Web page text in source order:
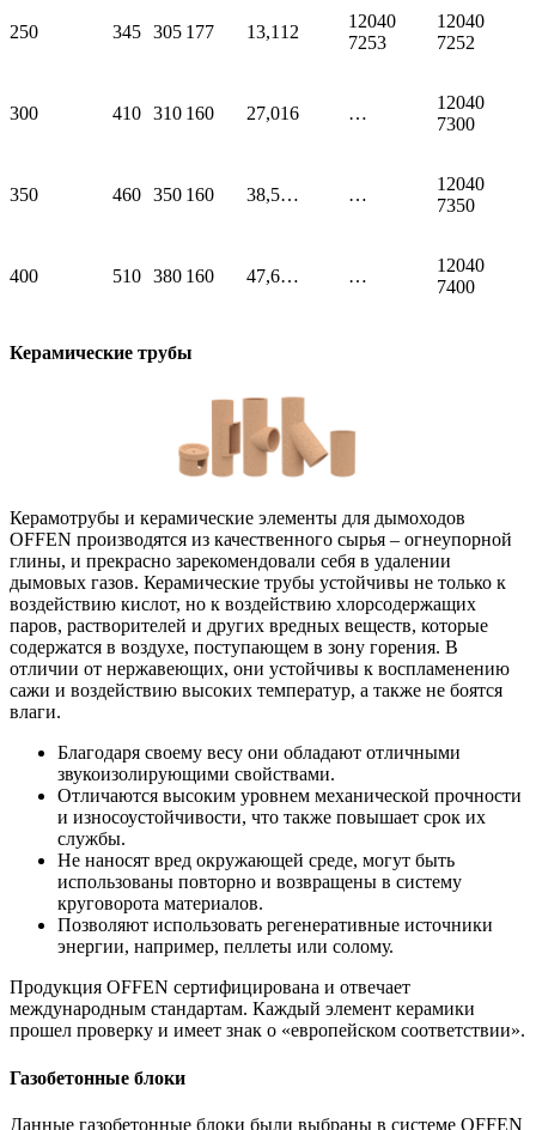
250 345 305 177 13,1 12
12040
7253
12040
7252
300 410 310 160 27,016 …
12040
7300
350 460 350 160 38,5… …
12040
7350
400 510 380 160 47,6… …
12040
7400
Керамические трубы
Керамотрубы и керамические элементы для дымоходов
OFFEN производятся из качественного сырья – огнеупорной
глины, и прекрасно зарекомендовали себя в удалении
дымовых газов. Керамические трубы устойчивы не только к
воздействию кислот, но к воздействию хлорсодержащих
паров, растворителей и других вредных веществ, которые
содержатся в воздухе, поступающем в зону горения. В
отличии от нержавеющих, они устойчивы к воспламенению
сажи и воздействию высоких температур, а также не боятся
влаги.
Благодаря своему весу они обладают отличными
звукоизолирующими свойствами.
Отличаются высоким уровнем механической прочности
и износоустойчивости, что также повышает срок их
службы.
Не наносят вред окружающей среде, могут быть
использованы повторно и возвращены в систему
круговорота материалов.
Позволяют использовать регенеративные источники
энергии, например, пеллеты или солому.
Продукция OFFEN сертифицирована и отвечает
международным стандартам. Каждый элемент керамики
прошел проверку и имеет знак о «европейском соответствии».
Газобетонные блоки
Данные газобетонные блоки были выбраны в системе OFFEN